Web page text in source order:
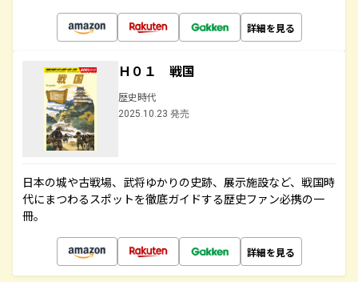
詳細を見る
Ｈ０１ 戦国
歴史時代
2025.10.23 発売
日本の城や古戦場、武将ゆかりの史跡、展示施設など、戦国時
代にまつわるスポットを徹底ガイドする歴史ファン必携の一
冊。
詳細を見る